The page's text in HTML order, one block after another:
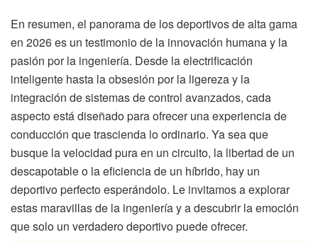
En resumen, el panorama de los deportivos de alta gama
en 2026 es un testimonio de la innovación humana y la
pasión por la ingeniería. Desde la electrificación
inteligente hasta la obsesión por la ligereza y la
integración de sistemas de control avanzados, cada
aspecto está diseñado para ofrecer una experiencia de
conducción que trascienda lo ordinario. Ya sea que
busque la velocidad pura en un circuito, la libertad de un
descapotable o la eficiencia de un híbrido, hay un
deportivo perfecto esperándolo. Le invitamos a explorar
estas maravillas de la ingeniería y a descubrir la emoción
que solo un verdadero deportivo puede ofrecer.